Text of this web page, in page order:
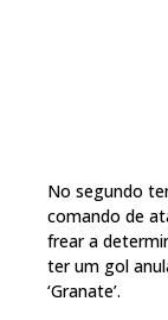
No segundo
comando de
frear a
ter um gol
‘Granate’.